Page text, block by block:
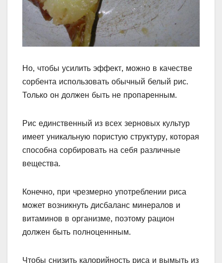
Но, чтобы усилить эффект, можно в качестве
сорбента использовать обычный белый рис.
Только он должен быть не пропаренным.
Рис единственный из всех зерновых культур
имеет уникальную пористую структуру, которая
способна сорбировать на себя различные
вещества.
Конечно, при чрезмерно употреблении риса
может возникнуть дисбаланс минералов и
витаминов в организме, поэтому рацион
должен быть полноценнным.
Чтобы снизить калорийность риса и вымыть из